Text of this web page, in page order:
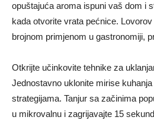
opuštajuća aroma ispuni vaš dom i
kada otvorite vrata pećnice.
brojnom primjenom u gastronomiji,
Otkrijte učinkovite tehnike za
Jednostavno uklonite mirise
strategijama. Tanjur sa začinima
u mikrovalnu i zagrijavajte 15